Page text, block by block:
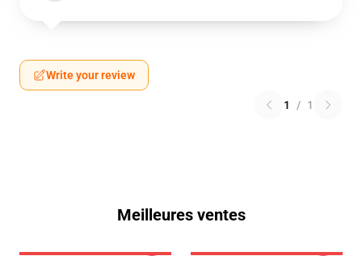
Write your review
1 / 1
Meilleures ventes